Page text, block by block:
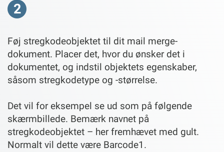
2
Føj stregkodeobjektet til dit mail merge-
dokument. Placer det, hvor du ønsker det i
dokumentet, og indstil objektets egenskaber,
såsom stregkodetype og -størrelse.
Det vil for eksempel se ud som på følgende
skærmbillede. Bemærk navnet på
stregkodeobjektet – her fremhævet med gult.
Normalt vil dette være Barcode1.